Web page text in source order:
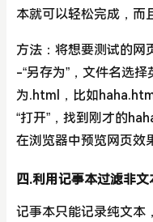
本就可以轻松完成，而
方法：将想要测试的网
-“另存为”，文件名选
为.html，比如
“打开”，找到刚才的
在浏览器中预览网页效
四.利用记事本过滤非文
记事本只能记录纯文本